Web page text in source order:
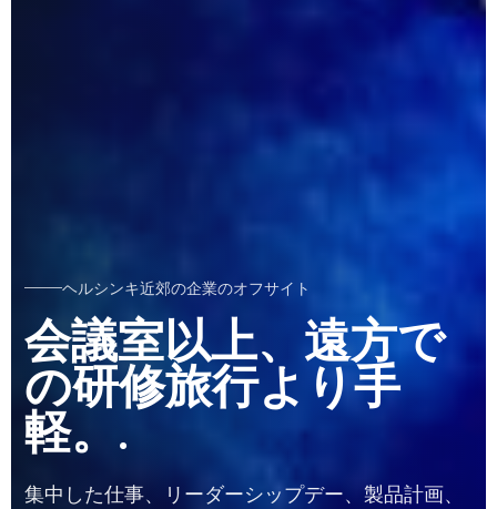
ヘルシンキ近郊の企業のオフサイト
会議室以上、遠方で
の研修旅行より手
軽。.
集中した仕事、リーダーシップデー、製品計画、